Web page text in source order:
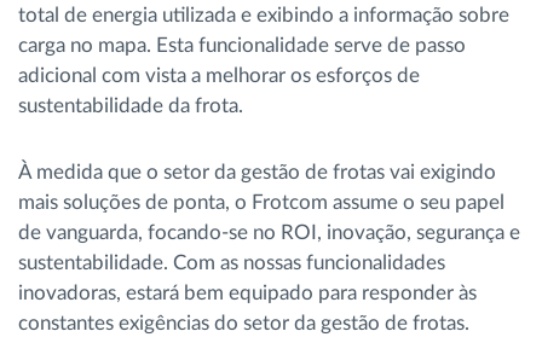
total de energia utilizada e exibindo a informação sobre
carga no mapa. Esta funcionalidade serve de passo
adicional com vista a melhorar os esforços de
sustentabilidade da frota.
À medida que o setor da gestão de frotas vai exigindo
mais soluções de ponta, o Frotcom assume o seu papel
de vanguarda, focando-se no ROI, inovação, segurança e
sustentabilidade. Com as nossas funcionalidades
inovadoras, estará bem equipado para responder às
constantes exigências do setor da gestão de frotas.